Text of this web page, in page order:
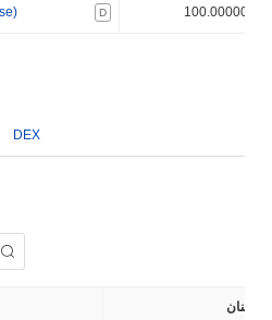
D 100.000000%
DEX
إثنان